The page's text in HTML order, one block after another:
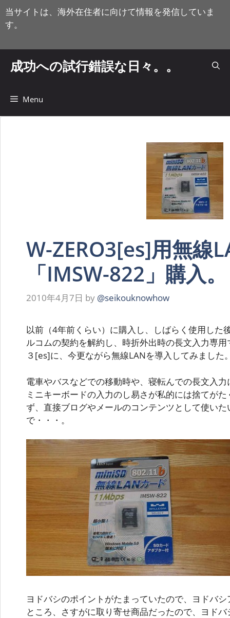
コ
ン
テ
当サイトは、海外在住者に向けて情報を発信していま
す。
成功への試行錯誤な日々。。
Menu
W-ZERO3[es]用無線
「IMSW-822」購入。
2010年4月7日 by @seikouknowhow
以前（4年前くらい）に購入し、しばらく使用した
ルコムの契約を解約し、時折外出時の長文入力専
３[es]に、今更ながら無線LANを導入してみました
電車やバスなどでの移動時や、寝転んでの長文入
ミニキーボードの入力のし易さが私的には捨てが
ず、直接ブログやメールのコンテンツとして使い
で・・・。
ヨドバシのポイントがたまっていたので、ヨドバ
ところ、さすがに取り寄せ商品だったので、ヨド